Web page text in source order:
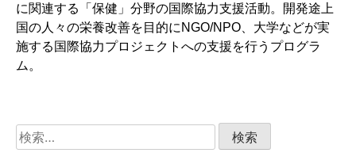
に関連する「保健」分野の国際協力支援活動。開発途上
国の人々の栄養改善を目的にNGO/NPO、大学などが実
施する国際協力プロジェクトへの支援を行うプログラ
ム。
検
索: